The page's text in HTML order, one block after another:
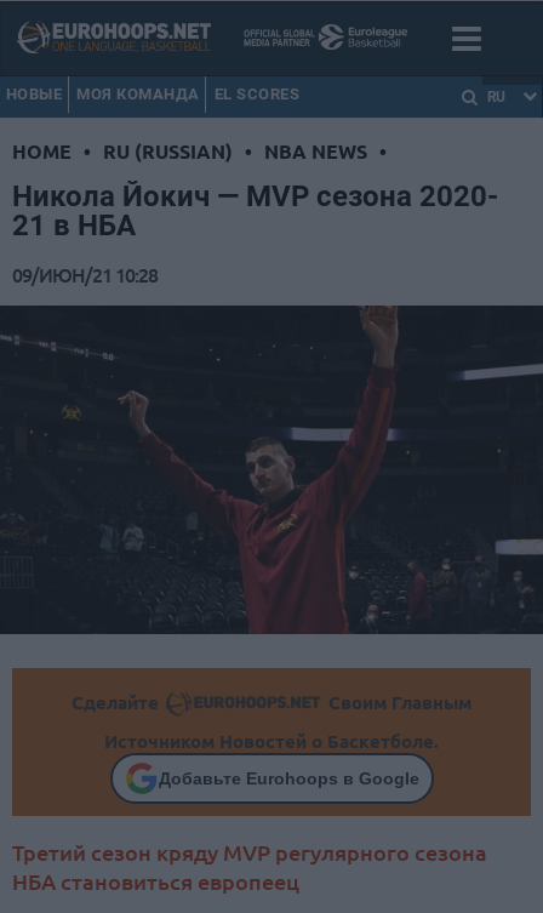
НОВЫЕ МОЯ КОМАНДА EL SCORES RU
HOME • RU (RUSSIAN) • NBA NEWS •
Никола Йокич — MVP сезона 2020-
21 в НБА
09/ИЮН/21 10:28
Сделайте
Своим Главным
Источником Новостей о Баскетболе.
Добавьте Eurohoops в Google
Третий сезон кряду MVP регулярного сезона
НБА становиться европеец